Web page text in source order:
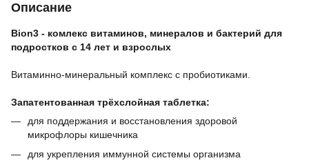
Описание
Bion3 - комлекс витаминов, минералов и бактерий для
подростков с 14 лет и взрослых
Витаминно-минеральный комплекс с пробиотиками.
Запатентованная трёхслойная таблетка:
для поддержания и восстановления здоровой
микрофлоры кишечника
для укрепления иммунной системы организма